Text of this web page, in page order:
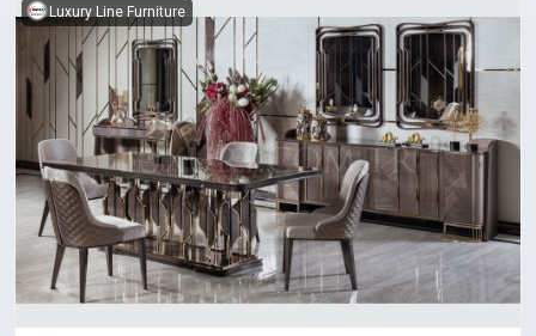
Luxury Line Furniture